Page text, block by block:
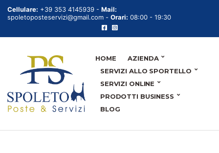
Cellulare: +39 353 4145939 - Mail:
spoletoposteservizi@gmail.com - Orari: 08:00 - 19:30
HOME
AZIENDA
SERVIZI ALLO SPORTELLO
SERVIZI ONLINE
PRODOTTI BUSINESS
BLOG